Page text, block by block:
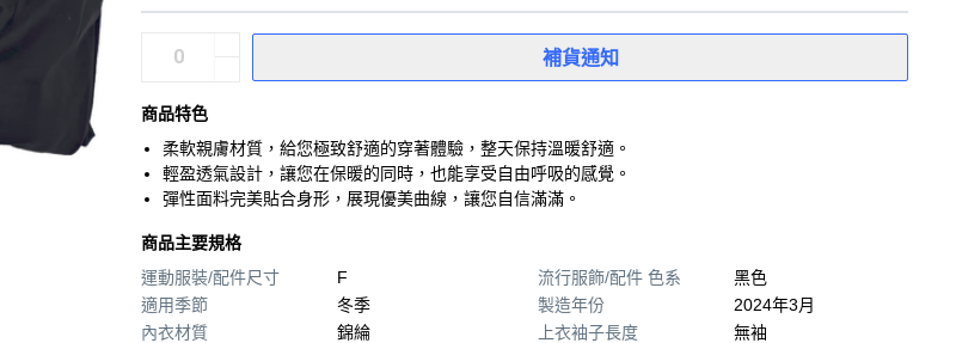
補貨通知
商品特色
柔軟親膚材質，給您極致舒適的穿著體驗，整天保持溫暖舒適。
輕盈透氣設計，讓您在保暖的同時，也能享受自由呼吸的感覺。
彈性面料完美貼合身形，展現優美曲線，讓您自信滿滿。
商品主要規格
運動服裝/配件尺寸
F
適用季節
冬季
內衣材質
錦綸
流行服飾/配件 色系
黑色
製造年份
2024年3月
上衣袖子長度
無袖